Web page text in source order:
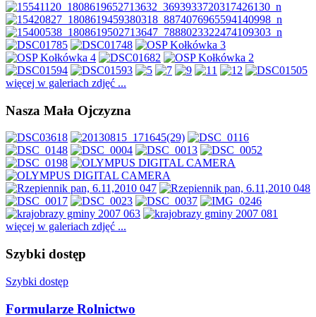
więcej w galeriach zdjęć ...
Nasza Mała Ojczyzna
więcej w galeriach zdjęć ...
Szybki dostęp
Szybki dostęp
Formularze Rolnictwo